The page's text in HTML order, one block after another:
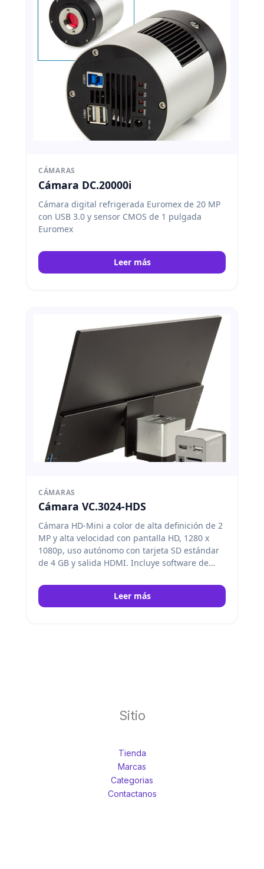
CÁMARAS
Cámara DC.20000i
Cámara digital refrigerada Euromex de 20 MP
con USB 3.0 y sensor CMOS de 1 pulgada
Euromex
Leer más
CÁMARAS
Cámara VC.3024-HDS
Cámara HD-Mini a color de alta definición de 2
MP y alta velocidad con pantalla HD, 1280 x
1080p, uso autónomo con tarjeta SD estándar
de 4 GB y salida HDMI. Incluye software de
Euromex
Leer más
Sitio
Tienda
Marcas
Categorias
Contactanos